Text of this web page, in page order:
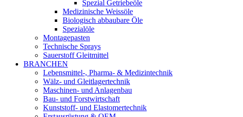
Spezial Getriebeöle
Medizinische Weissöle
Biologisch abbaubare Öle
Spezialöle
Montagepasten
Technische Sprays
Sauerstoff Gleitmittel
BRANCHEN
Lebensmittel-, Pharma- & Medizintechnik
Wälz- und Gleitlagertechnik
Maschinen- und Anlagenbau
Bau- und Forstwirtschaft
Kunststoff- und Elastomertechnik